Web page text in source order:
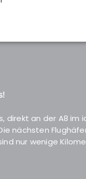
direkt an der A8 im
nächsten
nur wenige